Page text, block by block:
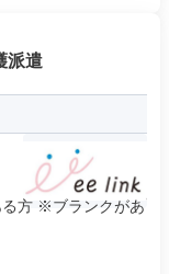
派遣
る方 ※ブランクがあ